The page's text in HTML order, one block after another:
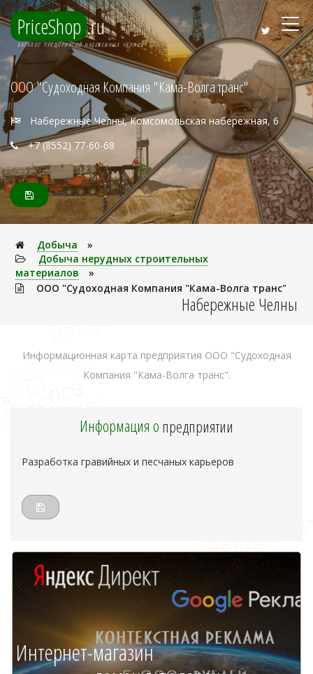
PriceShop .ru
КАТАЛОГ ПРЕДПРИЯТИЙ НАБЕРЕЖНЫХ ЧЕЛНОВ
ООО "Судоходная Компания "Кама-Волга транс"
Набережные Челны, Комсомольская набережная, 6
+7 (8552) 77-60-68
Добыча
»
Добыча нерудных строительных
материалов
»
ООО "Судоходная Компания "Кама-Волга транс"
Набережные Челны
Информационная карта предприятия ООО "Судоходная
Компания "Кама-Волга транс".
Информация опредприятии
Разработка гравийных и песчаных карьеров
Интернет-магазин